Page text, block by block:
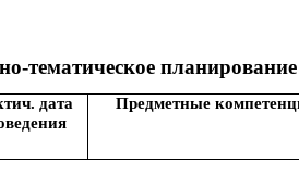
планирование
дата
Предметные